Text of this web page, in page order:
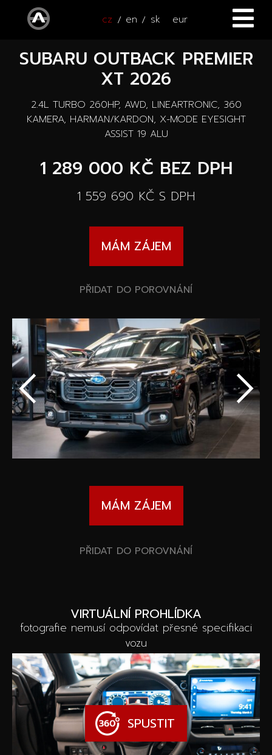
cz en sk eur
ÚVOD
Všechny vozy
Ojeté vozy
ČTYŘKOLKY
PŘÍSLUŠENSTVÍ
Pace Edwards
SUBARU OUTBACK PREMIER
XT 2026
2.4L TURBO 260HP, AWD, LINEARTRONIC, 360
KAMERA, HARMAN/KARDON, X-MODE EYESIGHT
ASSIST 19 ALU
1 289 000 KČ BEZ DPH
1 559 690 KČ S DPH
MÁM ZÁJEM
PŘIDAT DO POROVNÁNÍ
MÁM ZÁJEM
PŘIDAT DO POROVNÁNÍ
VIRTUÁLNÍ PROHLÍDKA
fotografie nemusí odpovídat přesné specifikaci
vozu
SPUSTIT